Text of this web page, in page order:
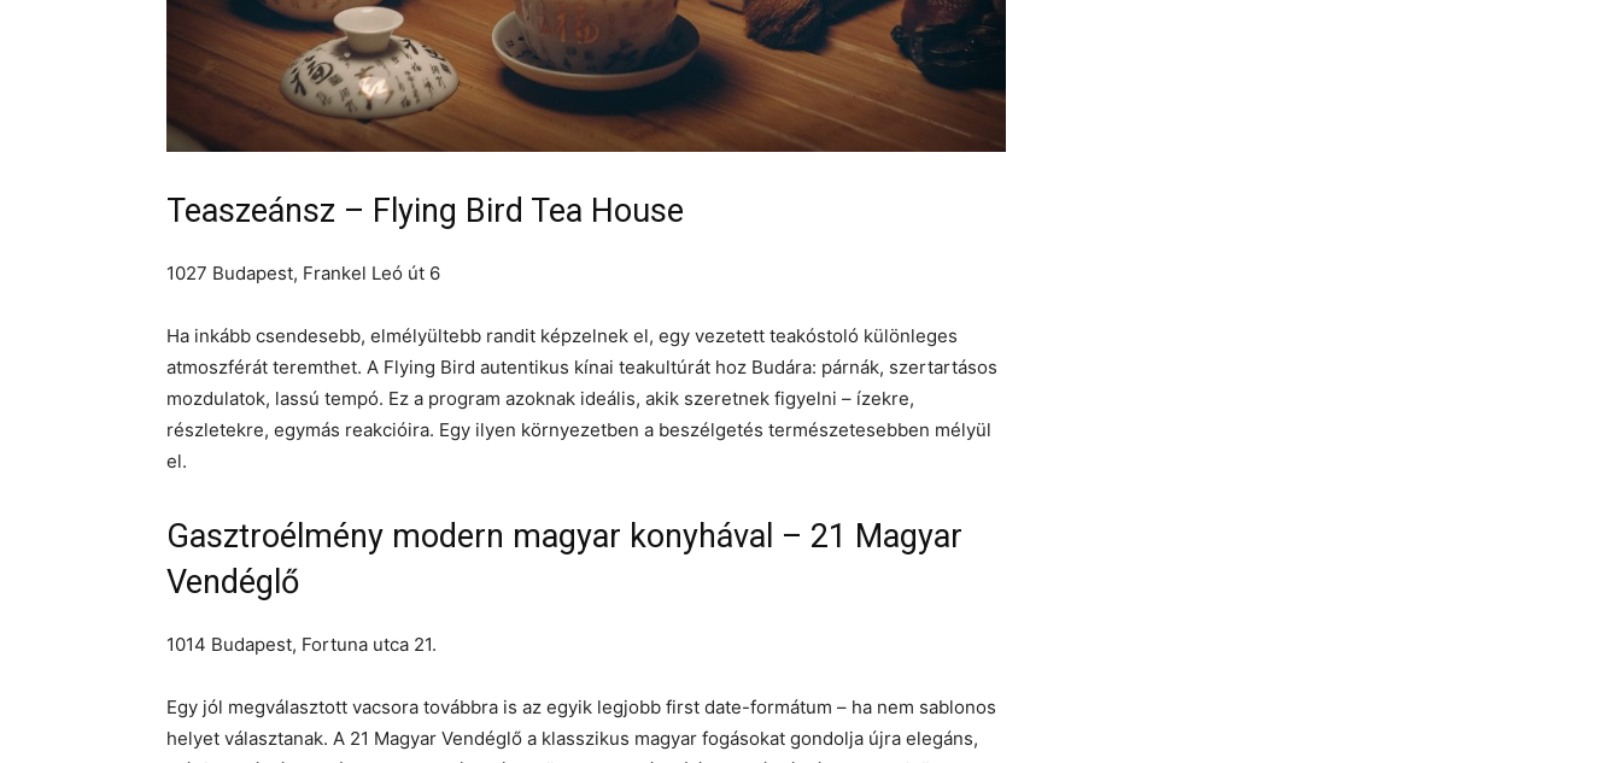
Teaszeánsz – Flying Bird Tea House
1027 Budapest, Frankel Leó út 6
Ha inkább csendesebb, elmélyültebb randit képzelnek el, egy vezetett teakóstoló különleges
atmoszférát teremthet. A Flying Bird autentikus kínai teakultúrát hoz Budára: párnák, szertartásos
mozdulatok, lassú tempó. Ez a program azoknak ideális, akik szeretnek figyelni – ízekre,
részletekre, egymás reakcióira. Egy ilyen környezetben a beszélgetés természetesebben mélyül
el.
Gasztroélmény modern magyar konyhával – 21 Magyar
Vendéglő
1014 Budapest, Fortuna utca 21.
Egy jól megválasztott vacsora továbbra is az egyik legjobb first date-formátum – ha nem sablonos
helyet választanak. A 21 Magyar Vendéglő a klasszikus magyar fogásokat gondolja újra elegáns,